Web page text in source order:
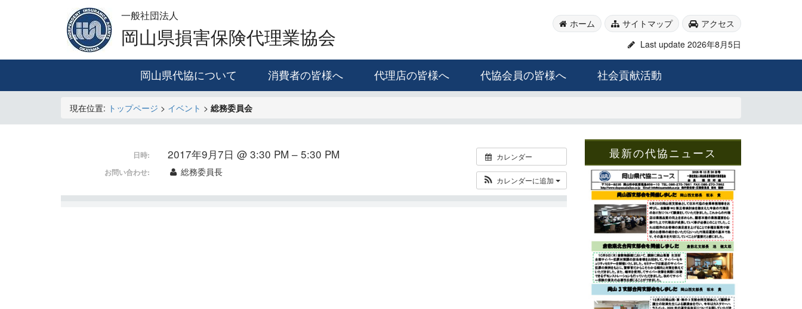
一般社団法人
岡山県損害保険代理業協会
ホーム サイトマップ
アクセス
Last update 2026年8月5日
岡山県代協について 消費者の皆様へ 代理店の皆様へ 代協会員の皆様へ 社会貢献活動
現在位置: トップページ > イベント > 総務委員会
カレンダー
カレンダーに追加
日時: 2017年9月7日 @ 3:30 PM – 5:30 PM
お問い合わせ: 総務委員長
最新の代協ニュース